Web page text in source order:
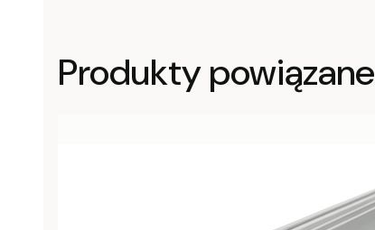
Produkty powiązane